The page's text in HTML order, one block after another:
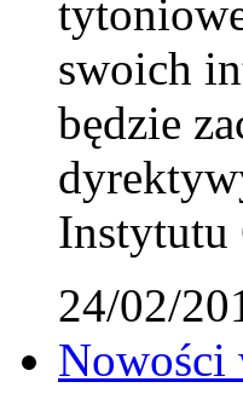
swoich
będzie
Instytutu
24/02/